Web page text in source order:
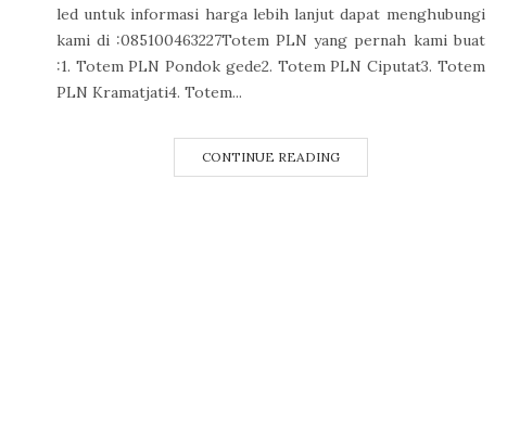
led untuk informasi harga lebih lanjut dapat menghubungi
kami di :085100463227Totem PLN yang pernah kami buat
:1. Totem PLN Pondok gede2. Totem PLN Ciputat3. Totem
PLN Kramatjati4. Totem...
CONTINUE READING